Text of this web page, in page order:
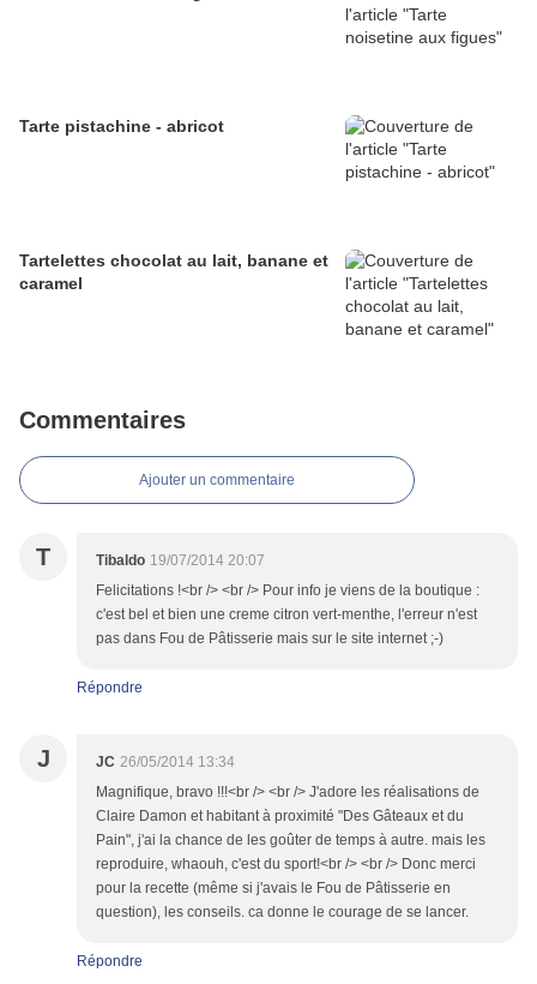
Tarte pistachine - abricot
Tartelettes chocolat au lait, banane et
caramel
Commentaires
Ajouter un commentaire
T Tibaldo 19/07/2014 20:07
Felicitations !<br /> <br /> Pour info je viens de la boutique :
c'est bel et bien une creme citron vert-menthe, l'erreur n'est
pas dans Fou de Pâtisserie mais sur le site internet ;-)
Répondre
J JC 26/05/2014 13:34
Magnifique, bravo !!!<br /> <br /> J'adore les réalisations de
Claire Damon et habitant à proximité "Des Gâteaux et du
Pain", j'ai la chance de les goûter de temps à autre. mais les
reproduire, whaouh, c'est du sport!<br /> <br /> Donc merci
pour la recette (même si j'avais le Fou de Pâtisserie en
question), les conseils. ca donne le courage de se lancer.
Répondre